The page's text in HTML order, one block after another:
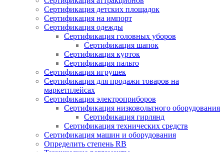
Сертификация детских площадок
Сертификация на импорт
Сертификация одежды
Сертификация головных уборов
Сертификация шапок
Сертификация курток
Сертификация пальто
Сертификация игрушек
Сертификация для продажи товаров на
маркетплейсах
Сертификация электроприборов
Сертификация низковольтного оборудования
Сертификация гирлянд
Сертификация технических средств
Сертификация машин и оборудования
Определить степень RB